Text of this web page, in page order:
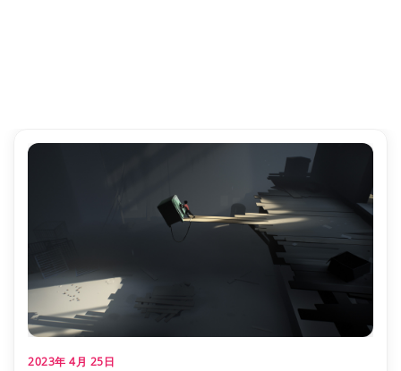
2023年 4月 25日